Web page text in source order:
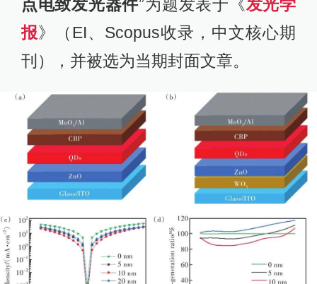
点电致发光器件”为题发表于《发光学
报》（EI、Scopus收录，中文核心期
刊），并被选为当期封面文章。